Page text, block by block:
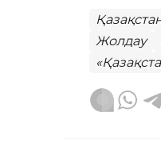
Жолдау